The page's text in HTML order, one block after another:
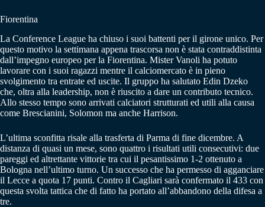
Fiorentina
La Conference League ha chiuso i suoi battenti per il girone unico. Per
questo motivo la settimana appena trascorsa non è stata contraddistinta
dall’impegno europeo per la Fiorentina. Mister Vanoli ha potuto
lavorare con i suoi ragazzi mentre il calciomercato è in pieno
svolgimento tra entrate ed uscite. Il gruppo ha salutato Edin Dzeko
che, oltra alla leadership, non è riuscito a dare un contributo tecnico.
Allo stesso tempo sono arrivati calciatori strutturati ed utili alla causa
come Brescianini, Solomon ma anche Harrison.
L’ultima sconfitta risale alla trasferta di Parma di fine dicembre. A
distanza di quasi un mese, sono quattro i risultati utili consecutivi: due
pareggi ed altrettante vittorie tra cui il pesantissimo 1-2 ottenuto a
Bologna nell’ultimo turno. Un successo che ha permesso di agganciare
il Lecce a quota 17 punti. Contro il Cagliari sarà confermato il 433 con
questa svolta tattica che di fatto ha portato all’abbandono della difesa a
tre.